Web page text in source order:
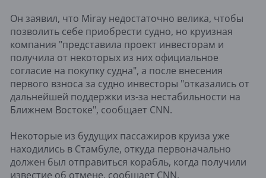
Он заявил, что Miray недостаточно велика, чтобы
позволить себе приобрести судно, но круизная
компания "представила проект инвесторам и
получила от некоторых из них официальное
согласие на покупку судна", а после внесения
первого взноса за судно инвесторы "отказались от
дальнейшей поддержки из-за нестабильности на
Ближнем Востоке", сообщает CNN.
Некоторые из будущих пассажиров круиза уже
находились в Стамбуле, откуда первоначально
должен был отправиться корабль, когда получили
известие об отмене, сообщает CNN.